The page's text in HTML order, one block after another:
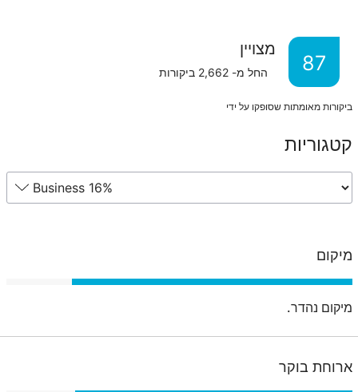
87
מצויין
החל מ- 2,662 ביקורות
ביקורות מאומתות שסופקו על ידי
קטגוריות
מיקום
מיקום נהדר.
ארוחת בוקר